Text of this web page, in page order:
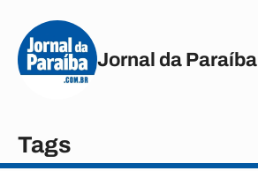
Jornal da Paraíba
Tags